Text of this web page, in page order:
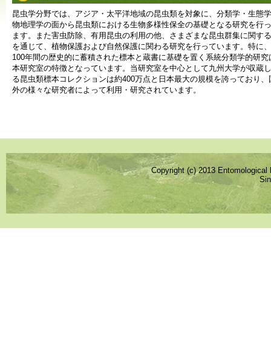
昆虫学分野では、アジア・太平洋地域の昆虫類を対象に、分類学・生態
物地理学の面から昆虫類における生物多様性保全の基礎となる研究を行
ます。また害虫防除、有用昆虫の利用の他、さまざまな昆虫群集に関す
を通じて、植物保護および自然保護に関わる研究を行っています。特に
100年間の歴史的に蓄積された標本と蔵書に基礎を置く系統分類学的研究
本研究室の特徴となっています。当研究室を中心として九州大学が収蔵
る昆虫類標本コレクションは約400万点と日本最大の規模を誇っており、
外の様々な研究者によって利用・研究されています。
Copyright (c) 2013